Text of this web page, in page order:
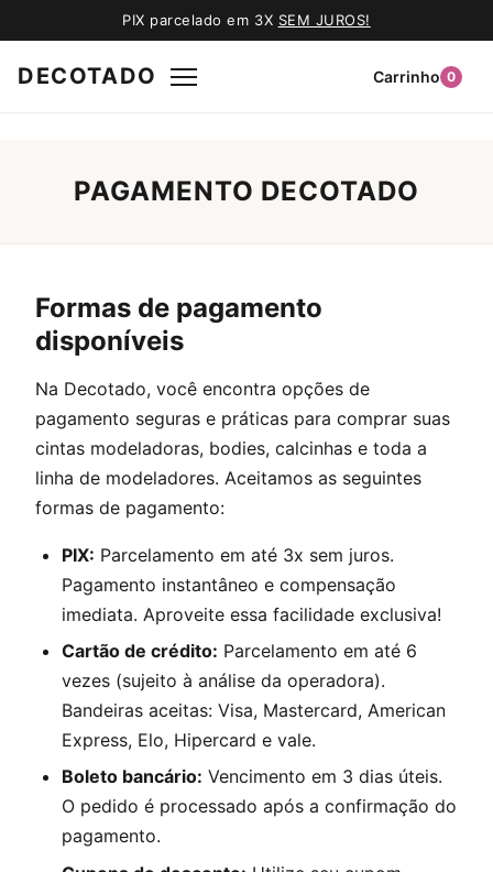
PIX parcelado em 3X SEM JUROS!
DECOTADO Carrinho 0
PAGAMENTO DECOTADO
Formas de pagamento
disponíveis
Na Decotado, você encontra opções de
pagamento seguras e práticas para comprar suas
cintas modeladoras, bodies, calcinhas e toda a
linha de modeladores. Aceitamos as seguintes
formas de pagamento:
PIX: Parcelamento em até 3x sem juros.
Pagamento instantâneo e compensação
imediata. Aproveite essa facilidade exclusiva!
Cartão de crédito: Parcelamento em até 6
vezes (sujeito à análise da operadora).
Bandeiras aceitas: Visa, Mastercard, American
Express, Elo, Hipercard e vale.
Boleto bancário: Vencimento em 3 dias úteis.
O pedido é processado após a confirmação do
pagamento.